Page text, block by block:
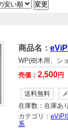
商品名：
WP(樹木用、シ
売価： 2,500円
送料無料
在庫数： 在庫あ
カテゴリ： eViP
系